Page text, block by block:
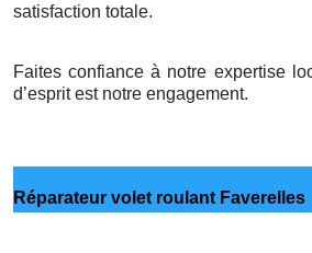
satisfaction totale.
Faites confiance à notre expertise
d’esprit est notre engagement.
Réparateur volet roulant Faverelles